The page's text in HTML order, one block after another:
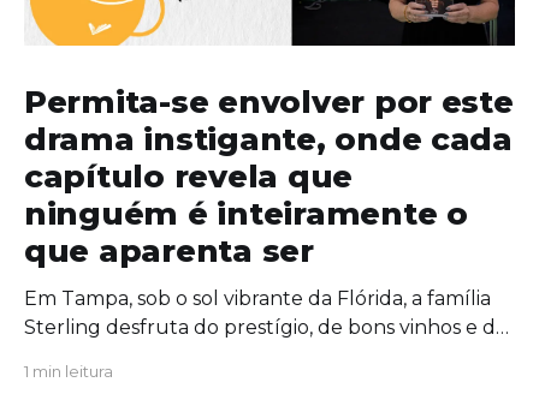
Permita-se envolver por este
drama instigante, onde cada
capítulo revela que
ninguém é inteiramente o
que aparenta ser
Em Tampa, sob o sol vibrante da Flórida, a família
Sterling desfruta do prestígio, de bons vinhos e de
trás das portas fechadas da mansão, segredos
1 min leitura